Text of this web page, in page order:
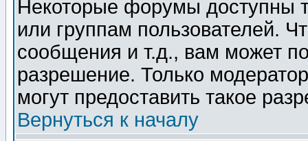
Некоторые форумы доступны
или группам пользователей.
сообщения и т.д., вам может
разрешение. Только
могут предоставить такое
Вернуться к началу